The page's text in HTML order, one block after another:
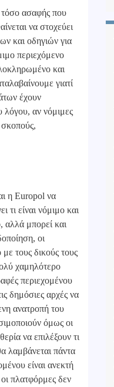
τόσο ασαφής που
να στοχεύει
και οδηγιών για
περιεχόμενο
και
γιατί
έχουν
λόγου, αν νόμιμες
σκοπούς,
η Europol να
είναι νόμιμο και
αλλά μπορεί και
οι
τους δικούς τους
χαμηλότερο
περιεχομένου
δημόσιες αρχές να
ανατροπή του
όμως οι
να επιλέξουν τι
λαμβάνεται πάντα
είναι ανεκτή
πλατφόρμες δεν